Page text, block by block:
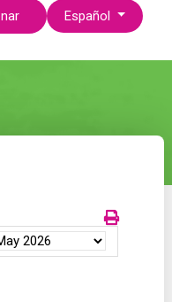
Seleccione su idioma
Español